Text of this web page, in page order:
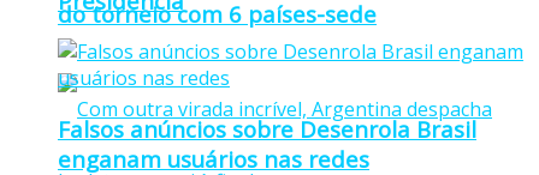
do torneio com 6 países-sede
Falsos anúncios sobre Desenrola Brasil
enganam usuários nas redes